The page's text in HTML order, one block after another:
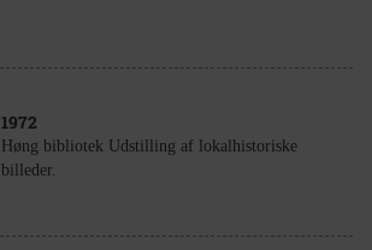
1972
Høng bibliotek Udstilling af lokalhistoriske
billeder.